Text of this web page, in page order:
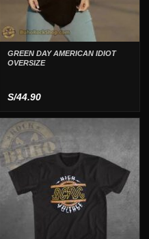
GREEN DAY AMERICAN IDIOT
OVERSIZE
S/44.90